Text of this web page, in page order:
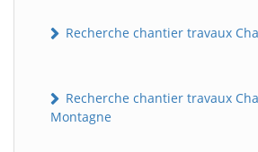
Recherche chantier travaux
Recherche chantier travaux
Montagne